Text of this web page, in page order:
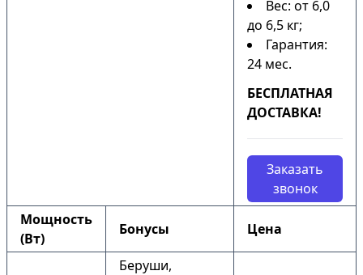
Вес: от 6,0
до 6,5 кг;
Гарантия:
24 мес.
БЕСПЛАТНАЯ
ДОСТАВКА!
Заказать
звонок
Мощность
(Вт)
Бонусы Цена
Беруши,